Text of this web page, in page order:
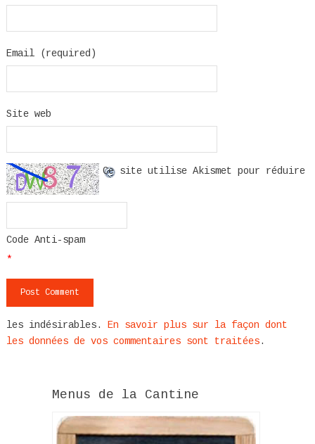
Email (required)
Site web
Code Anti-spam
*
Ce site utilise Akismet pour réduire
les indésirables.
En savoir plus sur la façon dont
les données de vos commentaires sont traitées.
Menus de la Cantine